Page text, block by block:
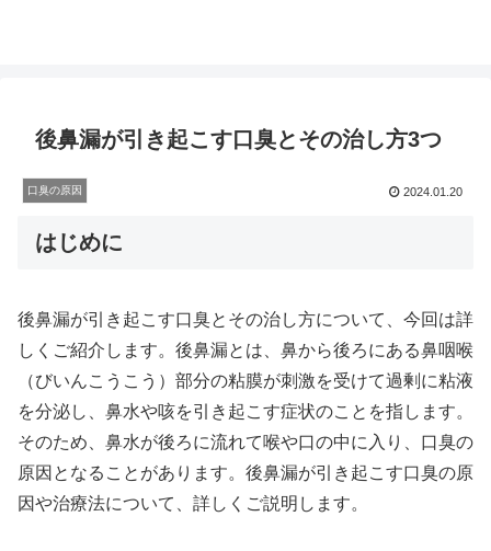
後鼻漏が引き起こす口臭とその治し方3つ
口臭の原因 2024.01.20
はじめに
後鼻漏が引き起こす口臭とその治し方について、今回は詳
しくご紹介します。後鼻漏とは、鼻から後ろにある鼻咽喉
（びいんこうこう）部分の粘膜が刺激を受けて過剰に粘液
を分泌し、鼻水や咳を引き起こす症状のことを指します。
そのため、鼻水が後ろに流れて喉や口の中に入り、口臭の
原因となることがあります。後鼻漏が引き起こす口臭の原
因や治療法について、詳しくご説明します。